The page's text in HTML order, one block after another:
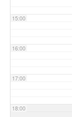
15:00
16:00
17:00
18:00